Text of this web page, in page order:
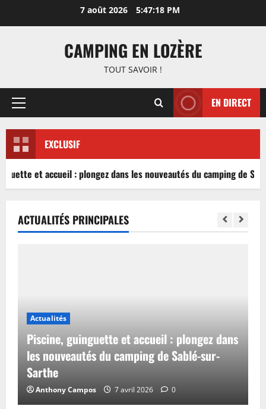
7 août 2026 5:47:19 PM
CAMPING EN LOZÈRE
TOUT SAVOIR !
Menu
EN DIRECT
EXCLUSIF
et accueil : plongez dans les nouveautés du camping de
ACTUALITÉS PRINCIPALES
Actualités
Piscine, guinguette et accueil : plongez dans
les nouveautés du camping de Sablé-sur-
Sarthe
Anthony Campos 7 avril 2026 0